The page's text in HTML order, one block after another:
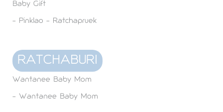
Baby Gift
- Pinklao - Ratchapruek​
RATCHABURI
Wantanee Baby Mom
- Wantanee Baby Mom